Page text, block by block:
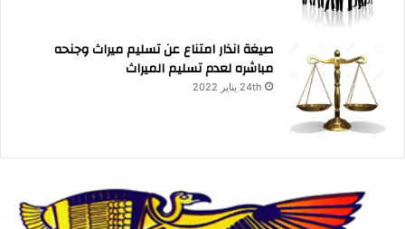
صيغة انذار امتناع عن تسليم ميراث وجنحه
مباشره لعدم تسليم الميراث
24th يناير 2022